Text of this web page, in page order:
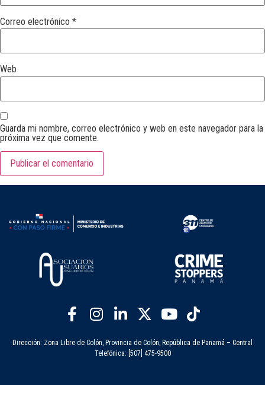
Correo electrónico *
Web
Guarda mi nombre, correo electrónico y web en este navegador para la
próxima vez que comente.
Dirección: Zona Libre de Colón, Provincia de Colón, República de Panamá – Central
Telefónica: [507] 475-9500